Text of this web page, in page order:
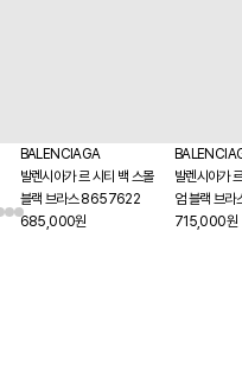
BALENCIAGA
발렌시아가 르 시티 백 스몰
블랙 브라스 8657622
685,000원
발렌시아가
엄 블랙 브
715,000원